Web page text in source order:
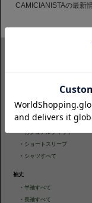
CAMICIANISTAの最新
・タイトフィット
・レギュラーフィット
・カジュアルフィット
・ ショートスリーブ
・ シャツすべて
袖丈
・半袖すべて
・長袖すべて